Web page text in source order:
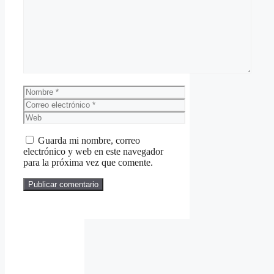
Nombre
Correo
electrónico
Web
Guarda mi nombre, correo
electrónico y web en este navegador
para la próxima vez que comente.